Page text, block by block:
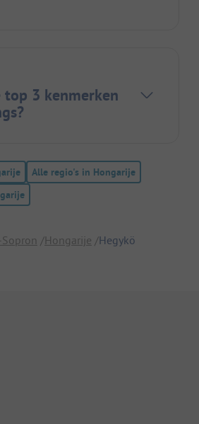
3 kenmerken
Alle regio's in Hongarije
Hongarije Hegykö